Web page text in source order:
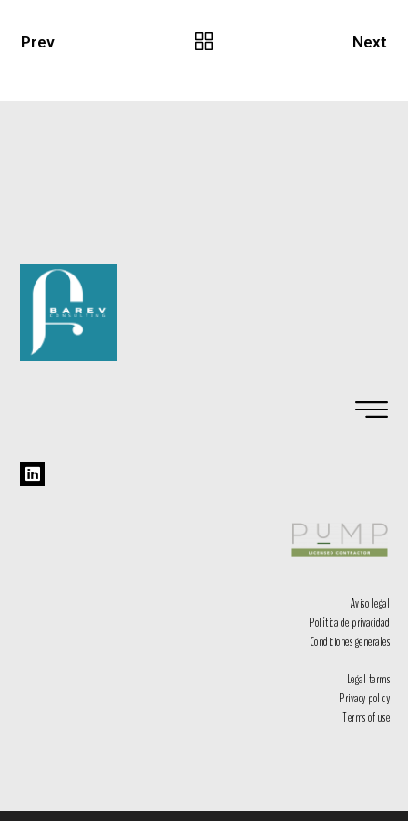
Prev Next
Aviso legal
Política de privacidad
Condiciones generales
Legal terms
Privacy policy
Terms of use